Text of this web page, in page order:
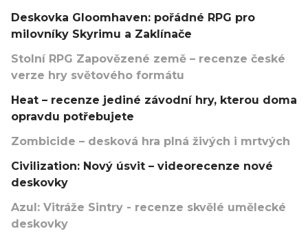
Deskovka Gloomhaven: pořádné RPG pro
milovníky Skyrimu a Zaklínače
Stolní RPG Zapovězené země – recenze české
verze hry světového formátu
Heat – recenze jediné závodní hry, kterou doma
opravdu potřebujete
Zombicide – desková hra plná živých i mrtvých
Civilization: Nový úsvit – videorecenze nové
deskovky
Azul: Vitráže Sintry - recenze skvělé umělecké
deskovky